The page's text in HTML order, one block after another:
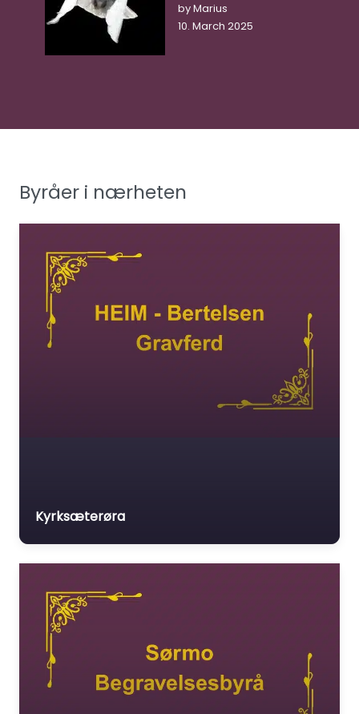
by Marius
10. March 2025
Byråer i nærheten
Kyrksæterøra